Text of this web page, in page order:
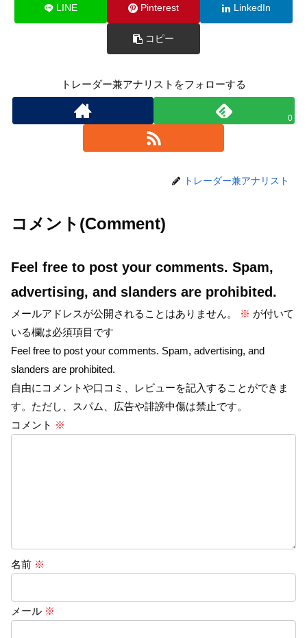
LINE Pinterest LinkedIn
コピー
トレーダー兼アナリストをフォローする
0
トレーダー兼アナリスト
コメント(Comment)
Feel free to post your comments. Spam,
advertising, and slanders are prohibited.
メールアドレスが公開されることはありません。 ※ が付いて
いる欄は必須項目です
Feel free to post your comments. Spam, advertising, and
slanders are prohibited.
自由にコメントや口コミ、レビューを記入することができま
す。ただし、スパム、広告や誹謗中傷は禁止です。
コメント ※
名前 ※
メール ※